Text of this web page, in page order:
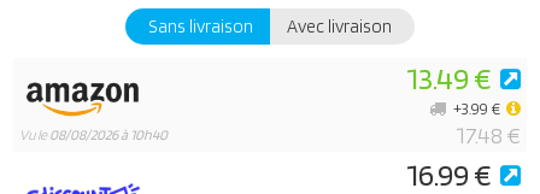
Sans livraison Avec livraison
Vu le08/08/2026 à 10h40
13.49 €
17.48 €
+3.99 €
16.99 €